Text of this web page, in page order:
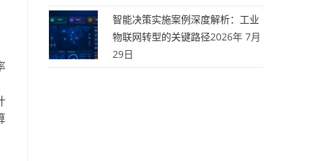
智能决策实施案例深度解析：工业
物联网转型的关键路径2026年 7月
29日